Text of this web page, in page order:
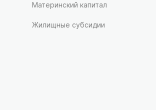
Материнский капитал
Жилищные субсидии